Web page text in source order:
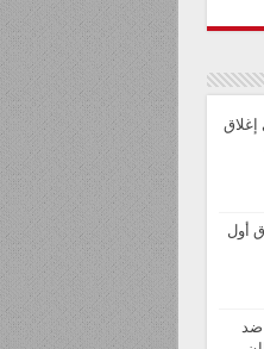
أول
ضد